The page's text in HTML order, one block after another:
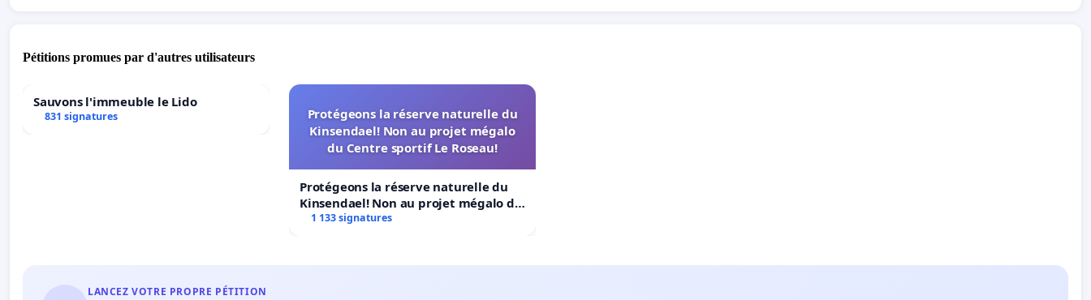
Pétitions promues par d'autres utilisateurs
Sauvons l'immeuble le Lido
831 signatures
Protégeons la réserve naturelle du
Kinsendael! Non au projet mégalo
du Centre sportif Le Roseau!
Protégeons la réserve naturelle du
Kinsendael! Non au projet mégalo du
Centre sportif Le Roseau!
1 133 signatures
LANCEZ VOTRE PROPRE PÉTITION